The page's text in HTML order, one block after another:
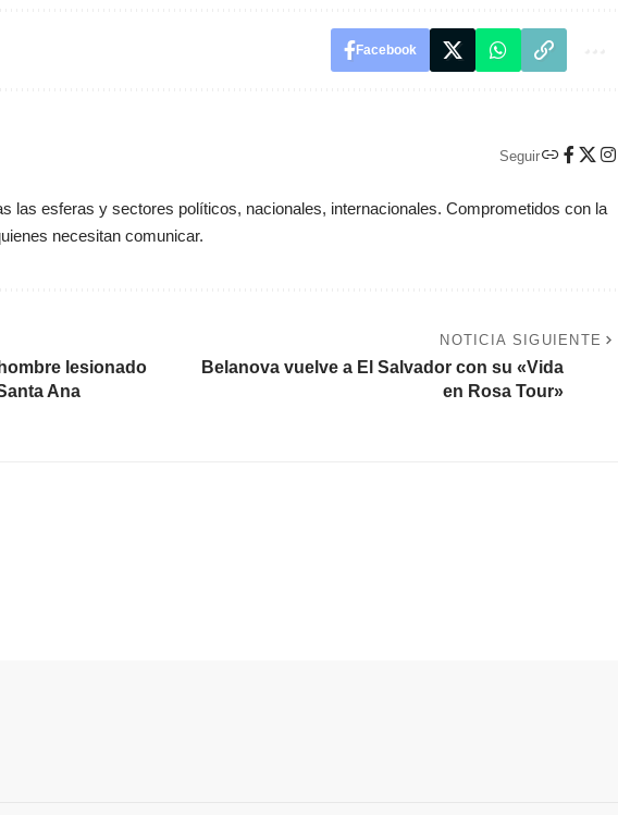
Facebook
Seguir
las esferas y sectores políticos, nacionales, internacionales. Comprometidos con la
necesitan comunicar.
lesionado
Ana
NOTICIA SIGUIENTE
Belanova vuelve a El Salvador con su «Vida
en Rosa Tour»